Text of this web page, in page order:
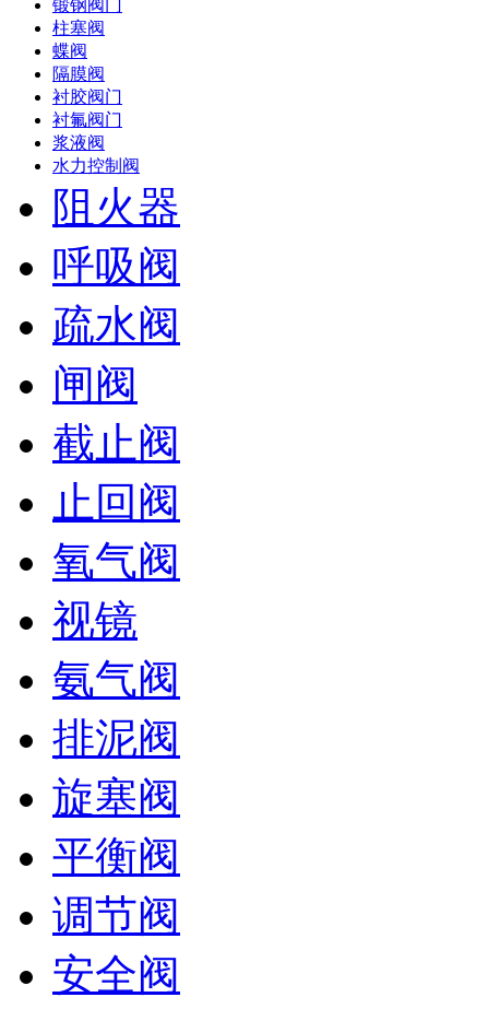
锻钢阀门
柱塞阀
蝶阀
隔膜阀
衬胶阀门
衬氟阀门
浆液阀
水力控制阀
阻火器
呼吸阀
疏水阀
闸阀
截止阀
止回阀
氧气阀
视镜
氨气阀
排泥阀
旋塞阀
平衡阀
调节阀
安全阀